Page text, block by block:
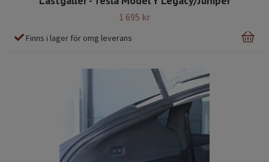
1 695 kr
Finns i lager för omg leverans